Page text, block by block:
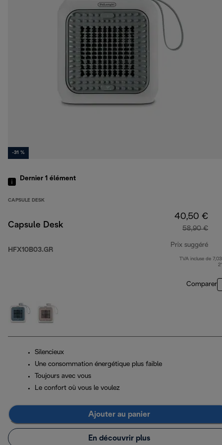
-31 %
Dernier 1 élément
CAPSULE DESK
Capsule Desk
HFX10B03.GR
40,50 €
58,90 €
Prix suggéré
TVA incluse de
Comparer
Silencieux
Une consommation énergétique plus faible
Toujours avec vous
Le confort où vous le voulez
Ajouter au panier
En découvrir plus